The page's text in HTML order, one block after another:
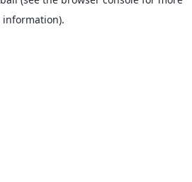
information).